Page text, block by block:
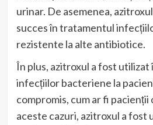
urinar. De asemenea,
succes în tratamentul
rezistente la alte antibiotice.
În plus, azitroxul a fost
infecțiilor bacteriene la
compromis, cum ar fi
aceste cazuri, azitroxul a fost